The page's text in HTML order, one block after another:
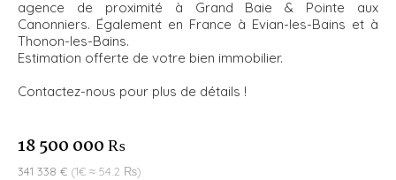
agence de proximité à Grand Baie & Pointe aux
Canonniers. Également en France à Evian-les-Bains et à
Thonon-les-Bains.
Estimation offerte de votre bien immobilier.
Contactez-nous pour plus de détails !
18 500 000 ₨
341 338 € (1€ ≈ 54.2 ₨)